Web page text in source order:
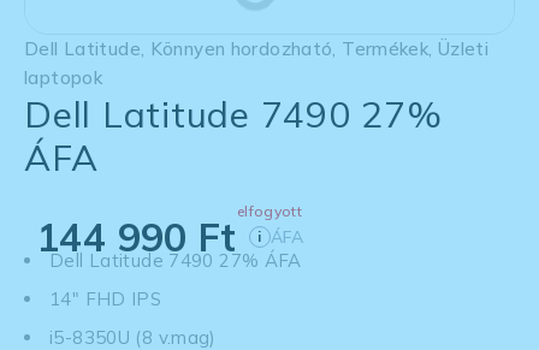
Dell Latitude Könnyen hordozható Termékek Üzleti
laptopok
Dell Latitude 7490 27%
ÁFA
elfogyott
144 990 Ft i ÁFA
Dell Latitude 7490 27% ÁFA
14" FHD IPS
i5-8350U (8 v.mag)